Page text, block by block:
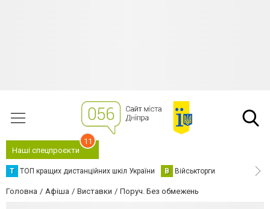
Наші спецпроєкти
11
Т ТОП кращих дистанційних шкіл України В Військторги
Головна Афіша Виставки Поруч. Без обмежень